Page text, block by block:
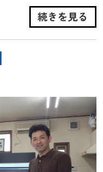
続きを見る